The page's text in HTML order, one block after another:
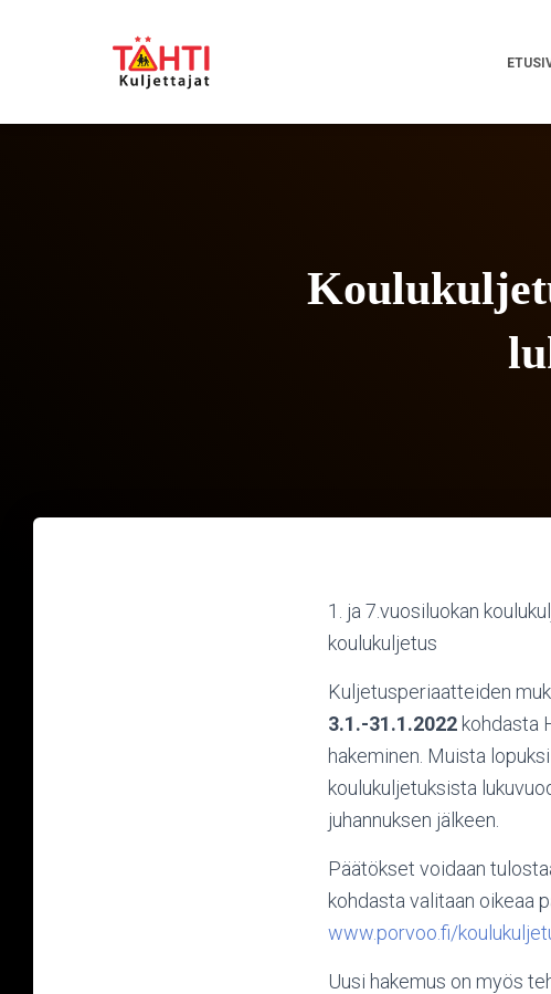
1. ja 7.vuosiluokan
koulukuljetus
Kuljetusperiaatteiden
3.1.-31.1.2022 kohdasta
hakeminen. Muista
koulukuljetuksista
juhannuksen jälkeen.
Päätökset voidaan
kohdasta valitaan oikeaa
www.porvoo.fi/
Uusi hakemus on myös